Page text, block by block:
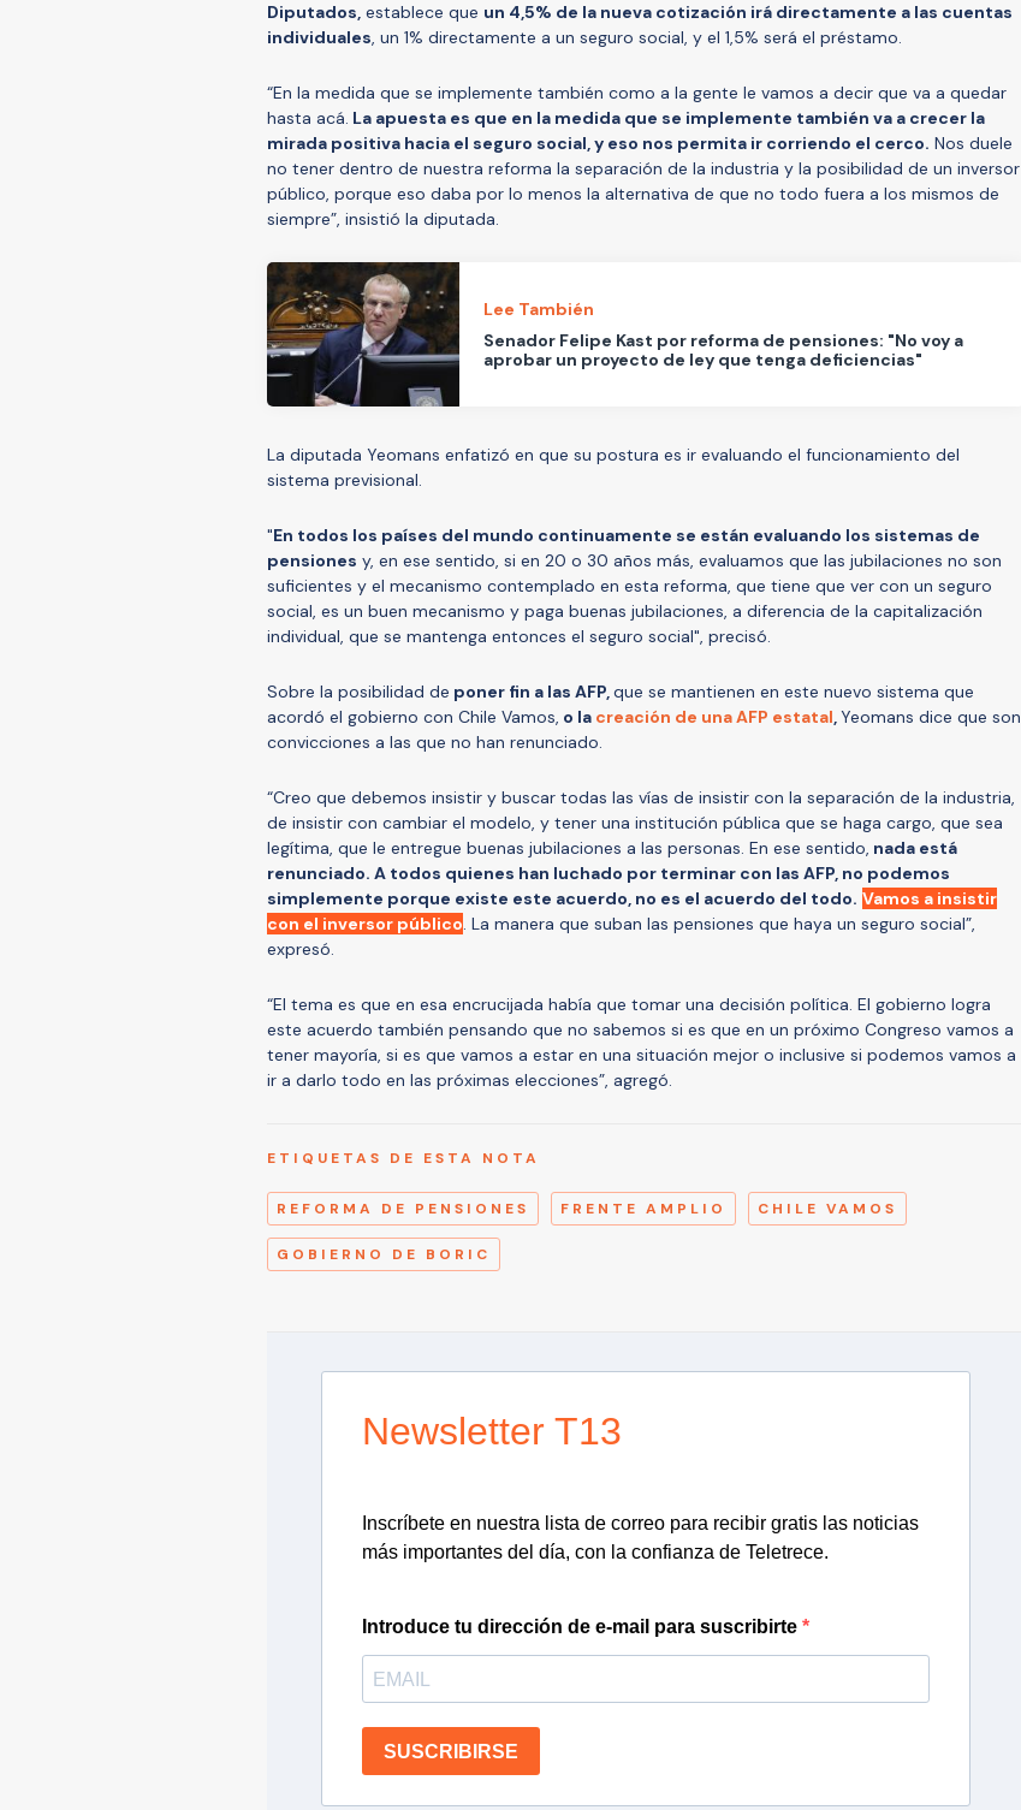
Diputados, establece que un 4,5% de la nueva cotización irá directamente a las cuentas
individuales, un 1% directamente a un seguro social, y el 1,5% será el préstamo.
“En la medida que se implemente también como a la gente le vamos a decir que va a quedar
hasta acá. La apuesta es que en la medida que se implemente también va a crecer la
mirada positiva hacia el seguro social, y eso nos permita ir corriendo el cerco. Nos duele
no tener dentro de nuestra reforma la separación de la industria y la posibilidad de un inversor
público, porque eso daba por lo menos la alternativa de que no todo fuera a los mismos de
siempre”, insistió la diputada.
Lee También
Senador Felipe Kast por reforma de pensiones: "No voy a
aprobar un proyecto de ley que tenga deficiencias"
La diputada Yeomans enfatizó en que su postura es ir evaluando el funcionamiento del
sistema previsional.
"En todos los países del mundo continuamente se están evaluando los sistemas de
pensiones y, en ese sentido, si en 20 o 30 años más, evaluamos que las jubilaciones no son
suficientes y el mecanismo contemplado en esta reforma, que tiene que ver con un seguro
social, es un buen mecanismo y paga buenas jubilaciones, a diferencia de la capitalización
individual, que se mantenga entonces el seguro social", precisó.
Sobre la posibilidad de poner fin a las AFP,que se mantienen en este nuevo sistema que
acordó el gobierno con Chile Vamos, o la creación de una AFP estatal,Yeomans dice que son
convicciones a las que no han renunciado.
“Creo que debemos insistir y buscar todas las vías de insistir con la separación de la industria,
de insistir con cambiar el modelo, y tener una institución pública que se haga cargo, que sea
legítima, que le entregue buenas jubilaciones a las personas. En ese sentido, nada está
renunciado. A todos quienes han luchado por terminar con las AFP, no podemos
simplemente porque existe este acuerdo, no es el acuerdo del todo. Vamos a insistir
con el inversor público. La manera que suban las pensiones que haya un seguro social”,
expresó.
“El tema es que en esa encrucijada había que tomar una decisión política. El gobierno logra
este acuerdo también pensando que no sabemos si es que en un próximo Congreso vamos a
tener mayoría, si es que vamos a estar en una situación mejor o inclusive si podemos vamos a
ir a darlo todo en las próximas elecciones”, agregó.
ETIQUETAS DE ESTA NOTA
REFORMA DE PENSIONES FRENTE AMPLIO CHILE VAMOS
GOBIERNO DE BORIC
Newsletter T13
Inscríbete en nuestra lista de correo para recibir gratis las noticias
más importantes del día, con la confianza de Teletrece.
Introduce tu dirección de e-mail para suscribirte
SUSCRIBIRSE